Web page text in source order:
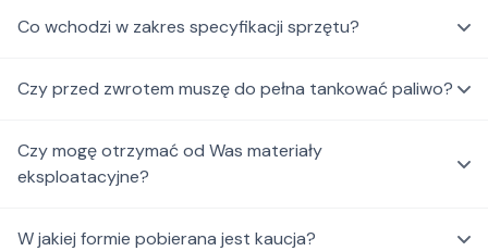
Co wchodzi w zakres specyfikacji sprzętu?
Czy przed zwrotem muszę do pełna tankować paliwo?
Czy mogę otrzymać od Was materiały
eksploatacyjne?
W jakiej formie pobierana jest kaucja?